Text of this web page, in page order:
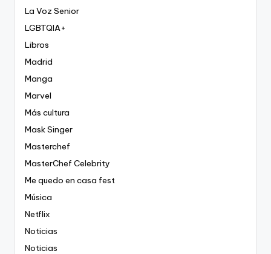
La Voz Senior
LGBTQIA+
Libros
Madrid
Manga
Marvel
Más cultura
Mask Singer
Masterchef
MasterChef Celebrity
Me quedo en casa fest
Música
Netflix
Noticias
Noticias